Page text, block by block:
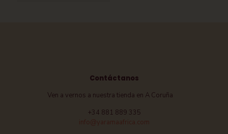
Contáctanos
Ven a vernos a nuestra tienda en A Coruña
+34 881 889 335